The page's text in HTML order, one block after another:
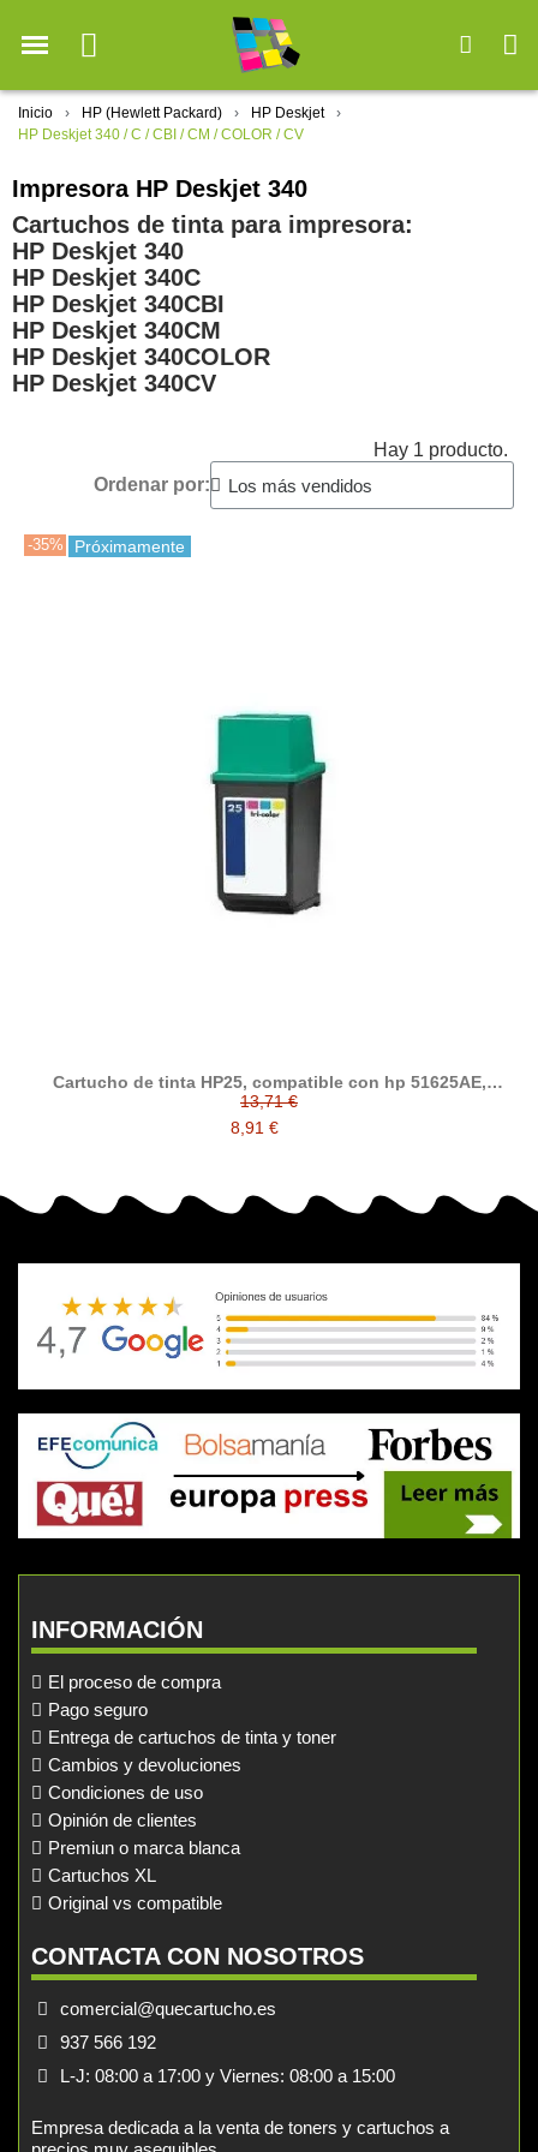
Inicio HP (Hewlett Packard)
HP Deskjet
HP Deskjet 340 / C / CBI / CM / COLOR / CV
Impresora HP Deskjet 340
Cartuchos de tinta para impresora:
HP Deskjet 340
HP Deskjet 340C
HP Deskjet 340CBI
HP Deskjet 340CM
HP Deskjet 340COLOR
HP Deskjet 340CV
Hay 1 producto.
Ordenar por:
-35% Próximamente
Cartucho de tinta HP25, compatible con hp 51625AE,
tricolor
13,71 €
8,91 €
INFORMACIÓN
El proceso de compra
Pago seguro
Entrega de cartuchos de tinta y toner
Cambios y devoluciones
Condiciones de uso
Opinión de clientes
Premiun o marca blanca
Cartuchos XL
Original vs compatible
CONTACTA CON NOSOTROS
comercial@quecartucho.es
937 566 192
L-J: 08:00 a 17:00 y Viernes: 08:00 a 15:00
Empresa dedicada a la venta de toners y cartuchos a